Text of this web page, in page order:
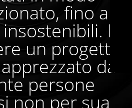
fino a
È
un progetto
da
persone
non per sua